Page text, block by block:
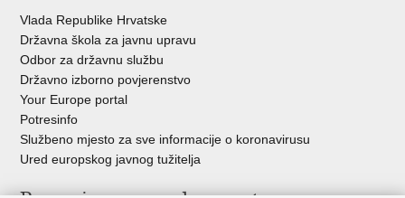
Vlada Republike Hrvatske
Državna škola za javnu upravu
Odbor za državnu službu
Državno izborno povjerenstvo
Your Europe portal
Potresinfo
Službeno mjesto za sve informacije o koronavirusu
Ured europskog javnog tužitelja